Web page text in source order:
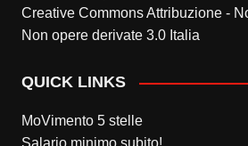
Creative Commons Attribuzione -
Non opere derivate 3.0 Italia
QUICK LINKS
MoVimento 5 stelle